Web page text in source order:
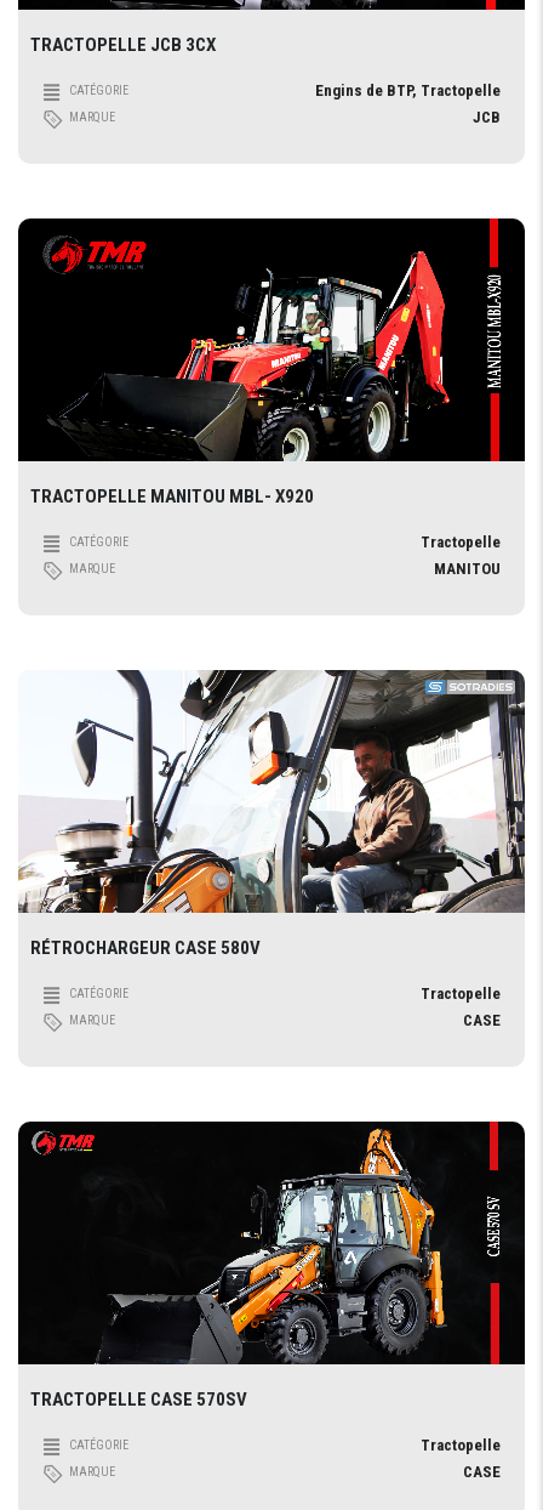
TRACTOPELLE JCB 3CX
CATÉGORIE Engins de BTP, Tractopelle
MARQUE JCB
TRACTOPELLE MANITOU MBL- X920
CATÉGORIE Tractopelle
MARQUE MANITOU
RÉTROCHARGEUR CASE 580V
CATÉGORIE Tractopelle
MARQUE CASE
TRACTOPELLE CASE 570SV
CATÉGORIE Tractopelle
MARQUE CASE